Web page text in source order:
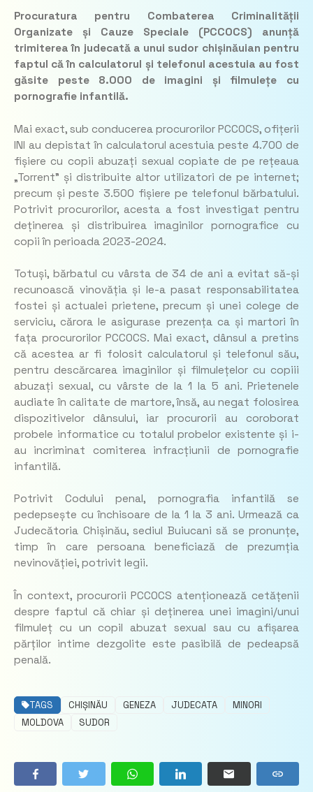
Procuratura pentru Combaterea Criminalității
Organizate și Cauze Speciale (PCCOCS) anunță
trimiterea în judecată a unui sudor chișinăuian pentru
faptul că în calculatorul și telefonul acestuia au fost
găsite peste 8.000 de imagini și filmulețe cu
pornografie infantilă.
Mai exact, sub conducerea procurorilor PCCOCS, ofițerii
INI au depistat în calculatorul acestuia peste 4.700 de
fișiere cu copii abuzați sexual copiate de pe rețeaua
„Torrent” și distribuite altor utilizatori de pe internet;
precum și peste 3.500 fișiere pe telefonul bărbatului.
Potrivit procurorilor, acesta a fost investigat pentru
deținerea și distribuirea imaginilor pornografice cu
copii în perioada 2023-2024.
Totuși, bărbatul cu vârsta de 34 de ani a evitat să-și
recunoască vinovăția și le-a pasat responsabilitatea
fostei și actualei prietene, precum și unei colege de
serviciu, cărora le asigurase prezența ca și martori în
fața procurorilor PCCOCS. Mai exact, dânsul a pretins
că acestea ar fi folosit calculatorul și telefonul său,
pentru descărcarea imaginilor și filmulețelor cu copiii
abuzați sexual, cu vârste de la 1 la 5 ani. Prietenele
audiate în calitate de martore, însă, au negat folosirea
dispozitivelor dânsului, iar procurorii au coroborat
probele informatice cu totalul probelor existente și i-
au incriminat comiterea infracțiunii de pornografie
infantilă.
Potrivit Codului penal, pornografia infantilă se
pedepsește cu închisoare de la 1 la 3 ani. Urmează ca
Judecătoria Chișinău, sediul Buiucani să se pronunțe,
timp în care persoana beneficiază de prezumția
nevinovăției, potrivit legii.
În context, procurorii PCCOCS atenționează cetățenii
despre faptul că chiar și deținerea unei imagini/unui
filmuleț cu un copil abuzat sexual sau cu afișarea
părților intime dezgolite este pasibilă de pedeapsă
penală.
TAGS CHIȘINĂU GENEZA JUDECATA
MINORI
MOLDOVA
SUDOR